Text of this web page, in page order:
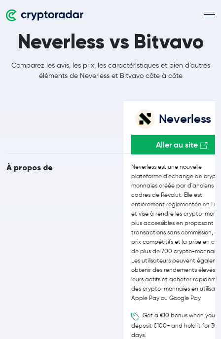
Neverless vs Bitvavo
Comparez les avis, les prix, les caractéristiques et bien d’autres
éléments de Neverless et Bitvavo côte à côte
À propos de
Neverless
Aller au site
Neverless est une nouvelle
plateforme d'échange de
monnaies créée par d'anciens
cadres de Revolut. Elle est
entièrement réglementée en
et vise à rendre les crypto-
plus accessibles en proposant
transactions sans commission,
prix compétitifs et la prise en
de plus de 700 crypto-
Les utilisateurs peuvent
obtenir des rendements élevés
leurs actifs et acheter
des crypto-monnaies en utilisant
Apple Pay ou Google Pay.
Get a €10 bonus when you
deposit €100+ and hold it for 30
days.